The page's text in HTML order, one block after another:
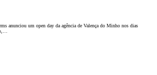
anunciou um open day da agência de Valença do Minho nos dias